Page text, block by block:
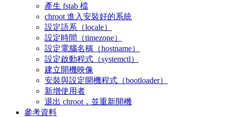
產生 fstab 檔
chroot 進入安裝好的系統
設定語系（locale）
設定時間（timezone）
設定電腦名稱（hostname）
設定啟動程式（systemctl）
建立開機映像
安裝與設定開機程式（bootloader）
新增使用者
退出 chroot，並重新開機
參考資料